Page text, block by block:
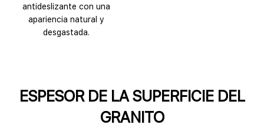
antideslizante con una
apariencia natural y
desgastada.
ESPESOR DE LA SUPERFICIE DEL
GRANITO